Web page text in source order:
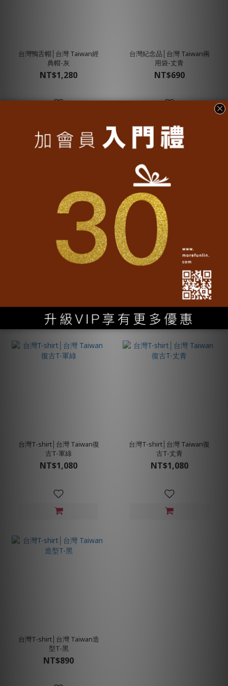
台灣鴨舌帽│台灣 Taiwan經
典帽-灰
NT$1,280
台灣紀念品│台灣 Taiwan兩
用袋-丈青
NT$690
台灣紀念品│台灣 Taiwan鑰
匙圈-古青銅
台灣紀念品│台灣Taiwan明
NT$60
台灣T-shirt│台灣 Taiwan復
古T-軍綠
NT$1,080
台灣T-shirt│台灣 Taiwan復
古T-丈青
NT$1,080
台灣T-shirt│台灣 Taiwan造
型T-黑
NT$890